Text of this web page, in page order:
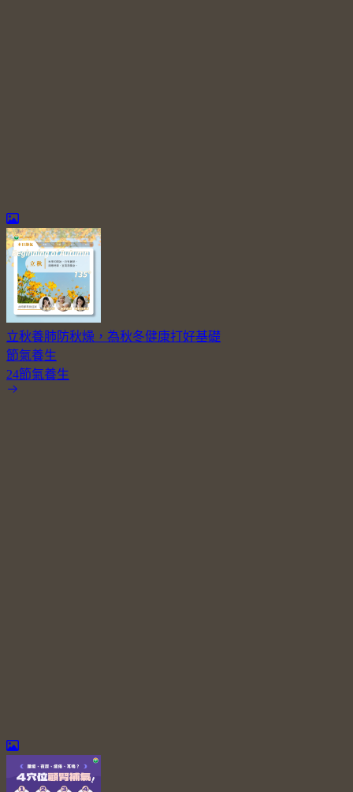
立秋養肺防秋燥，為秋冬健康打好基礎
節氣養生
24節氣養生